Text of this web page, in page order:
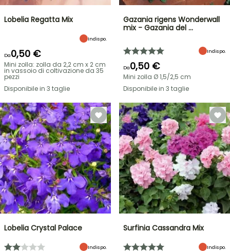
Lobelia Regatta Mix
Indispo.
Da0,50 €
Mini zolla: zolla da 2,2 cm x 2 cm
in vassoio di coltivazione da 35
pezzi
Disponibile in 3 taglie
Gazania rigens Wonderwall
mix - Gazania del …
Indispo.
Da0,50 €
Mini zolla Ø 1,5/2,5 cm
Disponibile in 3 taglie
Lobelia Crystal Palace
Indispo.
Surfinia Cassandra Mix
Indispo.